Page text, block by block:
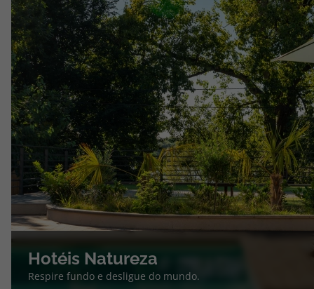
Hotéis Natureza
Respire fundo e desligue do mundo.